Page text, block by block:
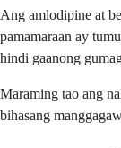
Ang amlodipine at
pamamaraan ay
hindi gaanong
Maraming tao ang
bihasang